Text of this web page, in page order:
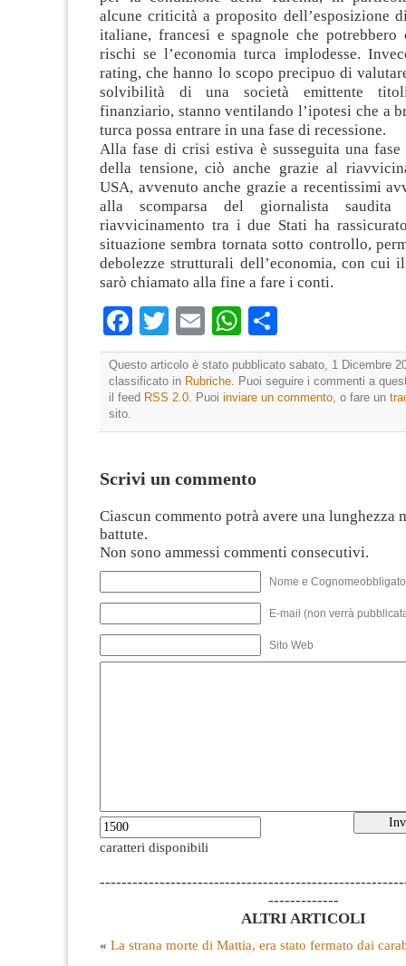
alcune criticità a proposito dell’esposizione
italiane, francesi e spagnole che potrebbero
rischi se l’economia turca implodesse.
rating, che hanno lo scopo precipuo di
solvibilità di una società emittente
finanziario, stanno ventilando l’ipotesi che a
turca possa entrare in una fase di recessione.
Alla fase di crisi estiva è susseguita una fase
della tensione, ciò anche grazie al
USA, avvenuto anche grazie a recentissimi
alla scomparsa del giornalista saudita
riavvicinamento tra i due Stati ha
situazione sembra tornata sotto controllo,
debolezze strutturali dell’economia, con cui
sarò chiamato alla fine a fare i conti.
Facebook
TwitterEmailWhatsApp
Questo articolo è stato pubblicato sabato, 1 Dicembre
classificato in Rubriche . Puoi seguire i commenti a
il feed RSS 2.0 . Puoi inviare un commento , o fare un
sito.
Scrivi un commento
Ciascun commento potrà avere una lunghezza
battute.
Non sono ammessi commenti consecutivi.
Nome e
E-mail (non verrà
Sito Web
caratteri disponibili
-------------
ALTRI ARTICOLI
« La strana morte di Mattia, era stato fermato dai